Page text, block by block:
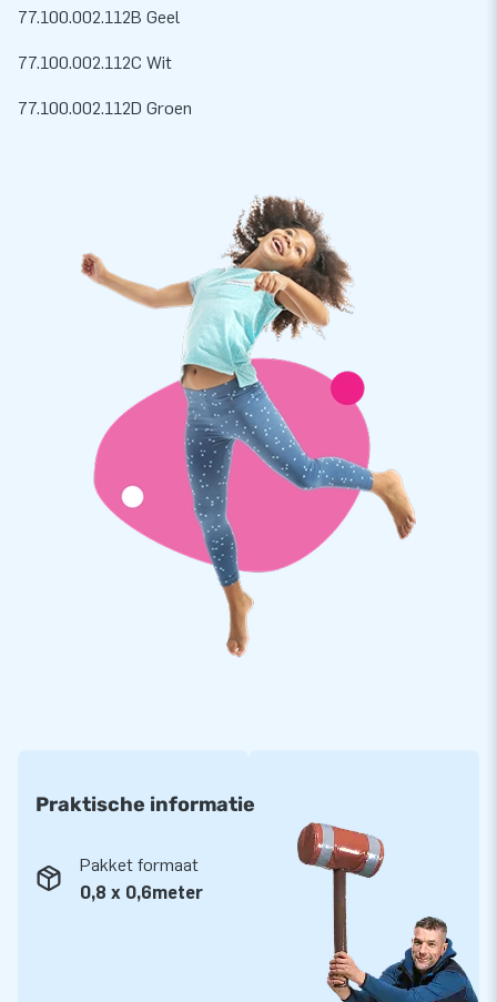
77.100.002.112B Geel
77.100.002.112C Wit
77.100.002.112D Groen
Praktische informatie
Pakket formaat
0,8 x 0,6meter